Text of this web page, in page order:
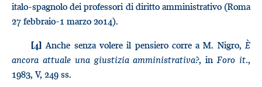
italo-spagnolo dei professori di diritto amministrativo (Roma
27 febbraio-1 marzo 2014).
[4] Anche senza volere il pensiero corre a M. Nigro, È
ancora attuale una giustizia amministrativa?, inForo it.,
1983, V, 249 ss.